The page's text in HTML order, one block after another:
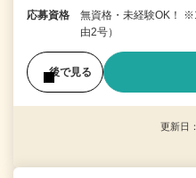
応募資格
無資格・未経験OK！
由2号）
後で見る
更新日